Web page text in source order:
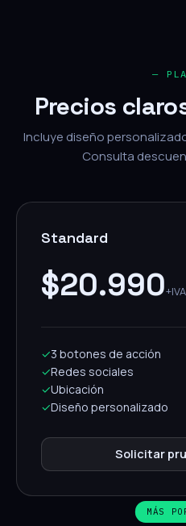
—
Precios
Incluye diseño
Consulta
Standard
$20.990
✓3 botones de acción
✓Redes sociales
✓Ubicación
✓Diseño personalizado
Solicitar
MÁS